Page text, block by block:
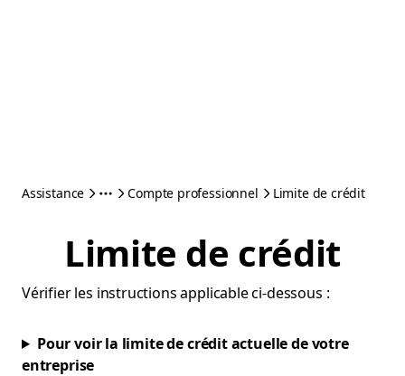
Assistance Compte professionnel Limite de crédit
Limite de crédit
Vérifier les instructions applicable ci-dessous :
Pour voir la limite de crédit actuelle de votre
entreprise